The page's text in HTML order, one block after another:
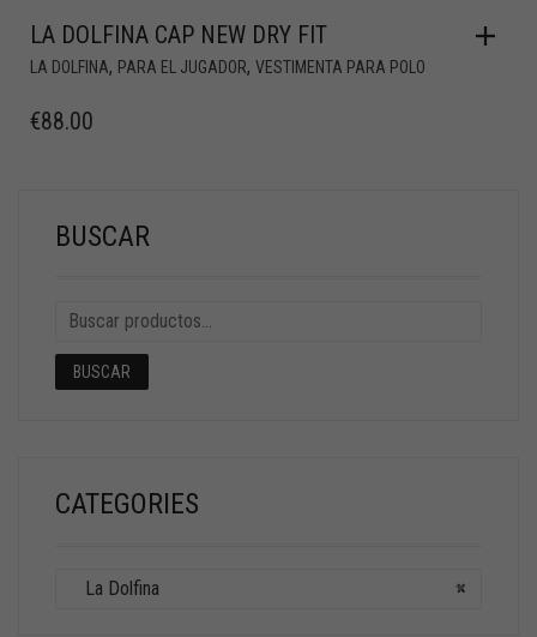
LA DOLFINA CAP NEW DRY FIT
LA DOLFINA, PARA EL JUGADOR, VESTIMENTA PARA POLO
€88.00
BUSCAR
BUSCAR
CATEGORIES
×
La Dolfina